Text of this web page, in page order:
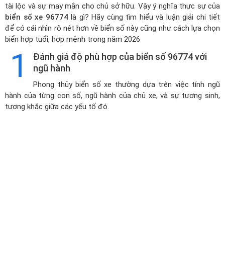
tài lộc và sự may mắn cho chủ sở hữu. Vậy ý nghĩa thực sự của
biển số xe 96774là gì? Hãy cùng tìm hiểu và luận giải chi tiết
để có cái nhìn rõ nét hơn về biển số này cũng như cách lựa chọn
biển hợp tuổi, hợp mệnh trong năm 2026
1
Đánh giá độ phù hợp của biển số 96774 với
ngũ hành
Phong thủy biển số xe thường dựa trên việc tính ngũ
hành của từng con số, ngũ hành của chủ xe, và sự tương sinh,
tương khắc giữa các yếu tố đó.